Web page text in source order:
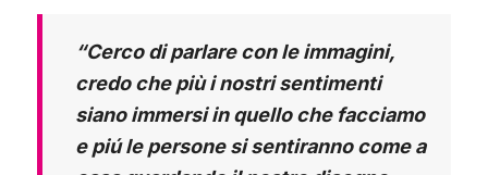
“Cerco di parlare con le immagini,
credo che più i nostri sentimenti
siano immersi in quello che facciamo
e piú le persone si sentiranno come a